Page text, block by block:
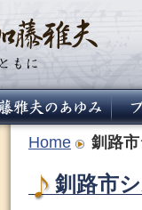
Home 釧路
釧路市